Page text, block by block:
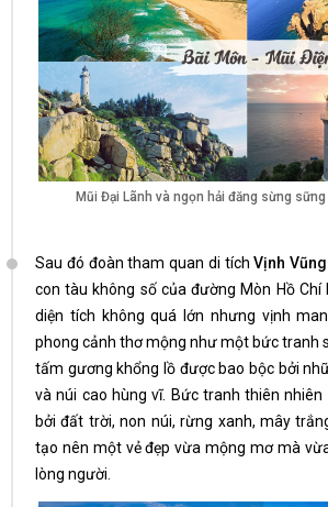
Mũi Đại Lãnh và ngọn hải đăng sừng sững
Sau đó đoàn tham quan di tíchVịnh
con tàu không số của đường Mòn Hồ Chí
diện tích không quá lớn nhưng vịnh
phong cảnh thơ mộng như một bức tranh
tấm gương khổng lồ được bao bộc bởi
và núi cao hùng vĩ. Bức tranh thiên
bởi đất trời, non núi, rừng xanh, mây
tạo nên một vẻ đẹp vừa mộng mơ mà
lòng người.